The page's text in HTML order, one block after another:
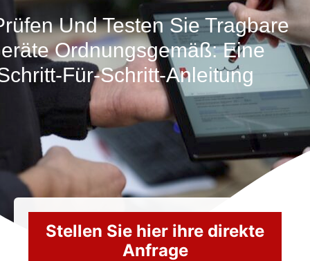
Und Testen Sie Tragbare
Ordnungsgemäß: Eine
Für-Schritt-Anleitung
Stellen Sie hier ihre direkte
Anfrage